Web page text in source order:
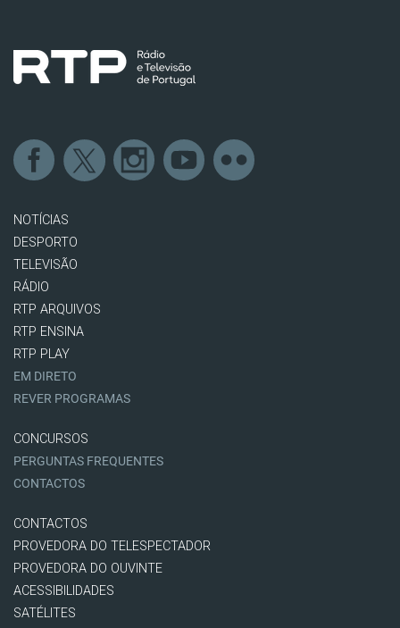
NOTÍCIAS
DESPORTO
TELEVISÃO
RÁDIO
RTP ARQUIVOS
RTP ENSINA
RTP PLAY
EM DIRETO
REVER PROGRAMAS
CONCURSOS
PERGUNTAS FREQUENTES
CONTACTOS
CONTACTOS
PROVEDORA DO TELESPECTADOR
PROVEDORA DO OUVINTE
ACESSIBILIDADES
SATÉLITES